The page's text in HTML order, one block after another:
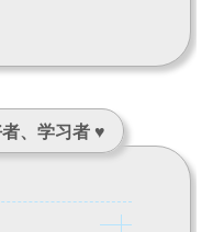
、学习者 ♥